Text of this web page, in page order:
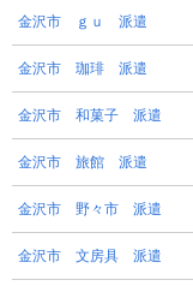
金沢市 ｇｕ 派遣
金沢市 珈琲 派遣
金沢市 和菓子 派遣
金沢市 旅館 派遣
金沢市 野々市 派遣
金沢市 文房具 派遣